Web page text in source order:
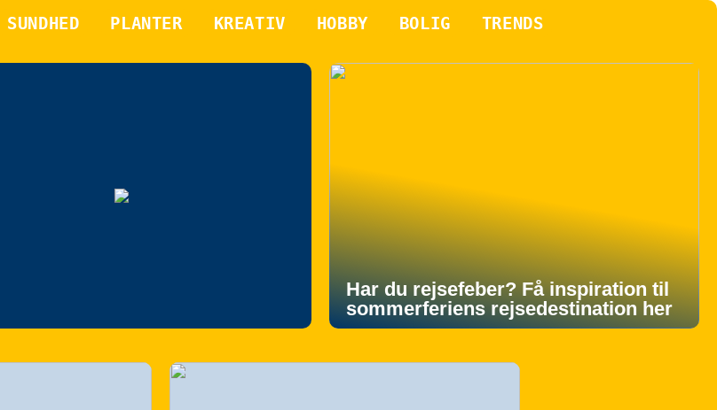
SUNDHED PLANTER KREATIV HOBBY BOLIG TRENDS
Har du rejsefeber? Få inspiration til
sommerferiens rejsedestination her